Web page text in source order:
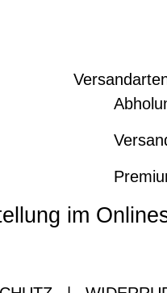
im